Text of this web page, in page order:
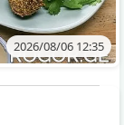
2026/08/06 12:35